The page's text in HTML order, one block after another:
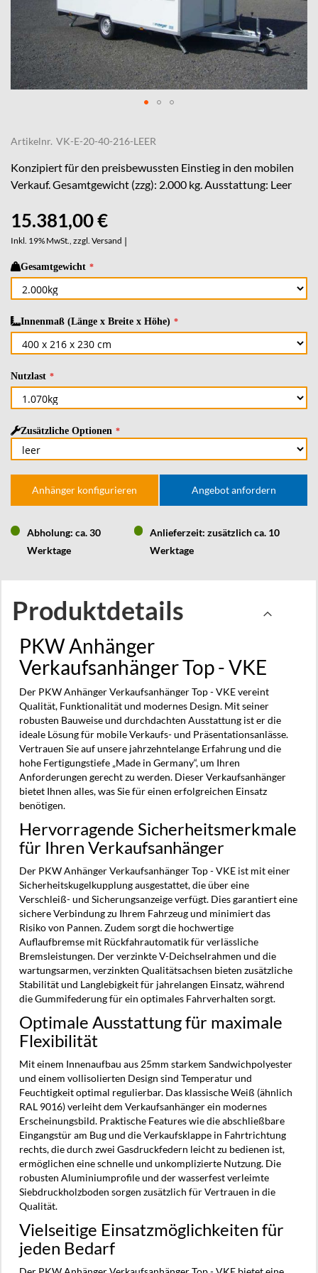
the
beginning
of
the
gallery
Artikelnr. VK-E-20-40-216-LEER
Konzipiert für den preisbewussten Einstieg in den mobilen
Verkauf. Gesamtgewicht (zzg): 2.000 kg. Ausstattung: Leer
15.381,00 €
Inkl. 19% MwSt., zzgl. Versand |
Gesamtgewicht
Innenmaß (Länge x Breite x Höhe)
Nutzlast
Zusätzliche Optionen
Anhänger konfigurieren Angebot anfordern
Abholung: ca. 30
Werktage
Anlieferzeit: zusätzlich ca. 10
Werktage
Produktdetails
PKW Anhänger
Verkaufsanhänger Top - VKE
Der PKW Anhänger Verkaufsanhänger Top - VKE vereint
Qualität, Funktionalität und modernes Design. Mit seiner
robusten Bauweise und durchdachten Ausstattung ist er die
ideale Lösung für mobile Verkaufs- und Präsentationsanlässe.
Vertrauen Sie auf unsere jahrzehntelange Erfahrung und die
hohe Fertigungstiefe „Made in Germany“, um Ihren
Anforderungen gerecht zu werden. Dieser Verkaufsanhänger
bietet Ihnen alles, was Sie für einen erfolgreichen Einsatz
benötigen.
Hervorragende Sicherheitsmerkmale
für Ihren Verkaufsanhänger
Der PKW Anhänger Verkaufsanhänger Top - VKE ist mit einer
Sicherheitskugelkupplung ausgestattet, die über eine
Verschleiß- und Sicherungsanzeige verfügt. Dies garantiert eine
sichere Verbindung zu Ihrem Fahrzeug und minimiert das
Risiko von Pannen. Zudem sorgt die hochwertige
Auflaufbremse mit Rückfahrautomatik für verlässliche
Bremsleistungen. Der verzinkte V-Deichselrahmen und die
wartungsarmen, verzinkten Qualitätsachsen bieten zusätzliche
Stabilität und Langlebigkeit für jahrelangen Einsatz, während
die Gummifederung für ein optimales Fahrverhalten sorgt.
Optimale Ausstattung für maximale
Flexibilität
Mit einem Innenaufbau aus 25mm starkem Sandwichpolyester
und einem vollisolierten Design sind Temperatur und
Feuchtigkeit optimal regulierbar. Das klassische Weiß (ähnlich
RAL 9016) verleiht dem Verkaufsanhänger ein modernes
Erscheinungsbild. Praktische Features wie die abschließbare
Eingangstür am Bug und die Verkaufsklappe in Fahrtrichtung
rechts, die durch zwei Gasdruckfedern leicht zu bedienen ist,
ermöglichen eine schnelle und unkomplizierte Nutzung. Die
robusten Aluminiumprofile und der wasserfest verleimte
Siebdruckholzboden sorgen zusätzlich für Vertrauen in die
Qualität.
Vielseitige Einsatzmöglichkeiten für
jeden Bedarf